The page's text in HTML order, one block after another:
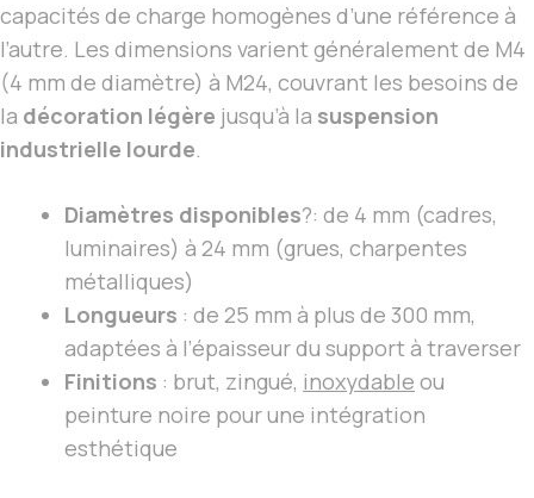
capacités de charge homogènes d’une référence à
l’autre. Les dimensions varient généralement de M4
(4 mm de diamètre) à M24, couvrant les besoins de
la décoration légère jusqu’à la suspension
industrielle lourde.
Diamètres disponibles?: de 4 mm (cadres,
luminaires) à 24 mm (grues, charpentes
métalliques)
Longueurs : de 25 mm à plus de 300 mm,
adaptées à l’épaisseur du support à traverser
Finitions : brut, zingué, inoxydable ou
peinture noire pour une intégration
esthétique